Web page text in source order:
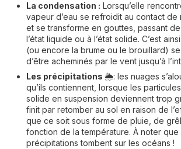
La condensation : Lorsqu’elle
vapeur d’eau se refroidit au contact de
et se transforme en gouttes, passant de
l’état liquide ou à l’état solide. C’est
(ou encore la brume ou le brouillard)
d’être acheminés par le vent jusqu’à
Les précipitations 🌦️: les nuages
qu’ils contiennent, lorsque les
solide en suspension deviennent trop
finit par retomber au sol en raison de
que ce soit sous forme de pluie, de
fonction de la température. À noter
précipitations tombent sur les océans !